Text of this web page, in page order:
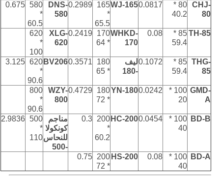
CHJ-
80
80 *
40.2
0.0817
WJ-165
*
65.5
0.2989
DNS-
580
*
60.5
0.675
TH-85
85 *
59.4
0.08
WHKD-
170
* 64
0.2419
XLG-
620
620
*
100
THG-
85
85 *
59.4
0.1072
-180
* 65
0.3571
BV206
620
*
90.6
3.125
GMD-
A
100 *
20
0.0242
YN-180
* 72
0.4729
WZY-
800
800
*
90.6
BD-B
100 *
40
0.0454
HC-200
200
*
60.2
0.3
-500
*
110
2.9836
BD-A
100 *
40
0.08
HS-200
200
* 72
0.75